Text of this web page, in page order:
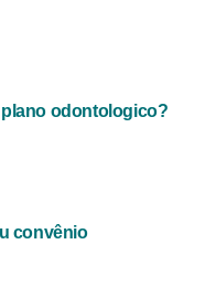
odontologico?
convênio